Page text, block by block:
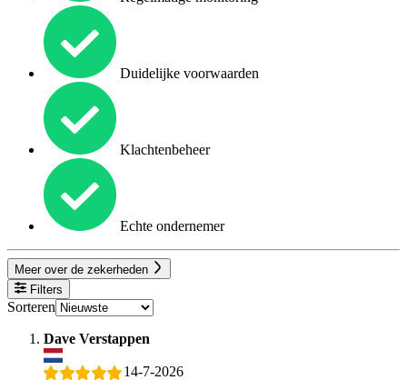
Duidelijke voorwaarden
Klachtenbeheer
Echte ondernemer
Meer over de zekerheden
Filters
Sorteren
Dave Verstappen
14-7-2026